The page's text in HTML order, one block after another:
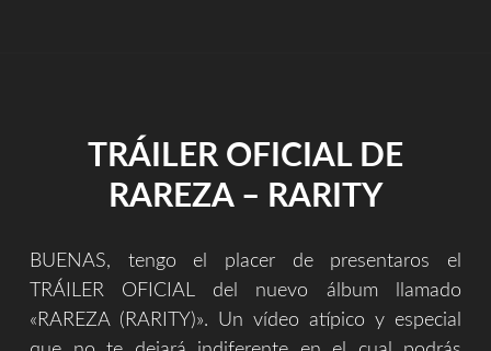
TRÁILER OFICIAL DE
RAREZA – RARITY
BUENAS, tengo el placer de presentaros el
TRÁILER OFICIAL del nuevo álbum llamado
«RAREZA (RARITY)». Un vídeo atípico y especial